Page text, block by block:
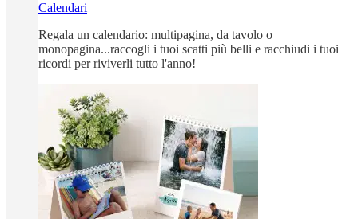
Calendari
Regala un calendario: multipagina, da tavolo o
monopagina...raccogli i tuoi scatti più belli e racchiudi i tuoi
ricordi per riviverli tutto l'anno!